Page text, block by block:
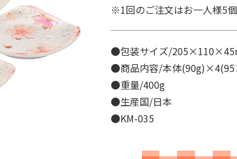
※1回のご注文はお一人様5
●包装サイズ/
●商品内容/本体
●重量/400g
●生産国/日本
●KM-035